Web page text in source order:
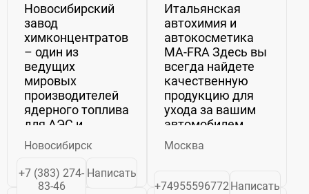
Новосибирский
завод
химконцентратов
– один из
ведущих
мировых
производителей
ядерного топлива
для АЭС и
исследовательских
реакторов России
и зарубежных
стран.
Новосибирск
+7 (383) 274-
83-46
Написать
Итальянская
автохимия и
автокосметика
MA-FRA Здесь вы
всегда найдете
качественную
продукцию для
ухода за вашим
автомобилем.
Автохимия и
автокосметика из
это всегда
Москва
+74955596772 Написать